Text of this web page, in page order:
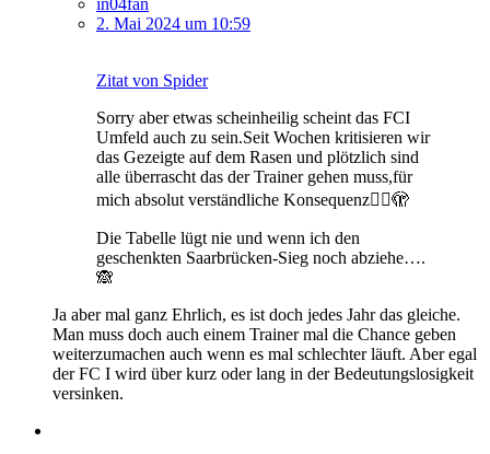
2. Mai 2024 um 10:59
Zitat von Spider
Sorry aber etwas scheinheilig scheint das FCI
Umfeld auch zu sein.Seit Wochen kritisieren wir
das Gezeigte auf dem Rasen und plötzlich sind
alle überrascht das der Trainer gehen muss,für
mich absolut verständliche Konsequenz☝🏻🫣
Die Tabelle lügt nie und wenn ich den
geschenkten Saarbrücken-Sieg noch abziehe….
🙈
Ja aber mal ganz Ehrlich, es ist doch jedes Jahr das gleiche.
Man muss doch auch einem Trainer mal die Chance geben
weiterzumachen auch wenn es mal schlechter läuft. Aber egal
der FC I wird über kurz oder lang in der Bedeutungslosigkeit
versinken.